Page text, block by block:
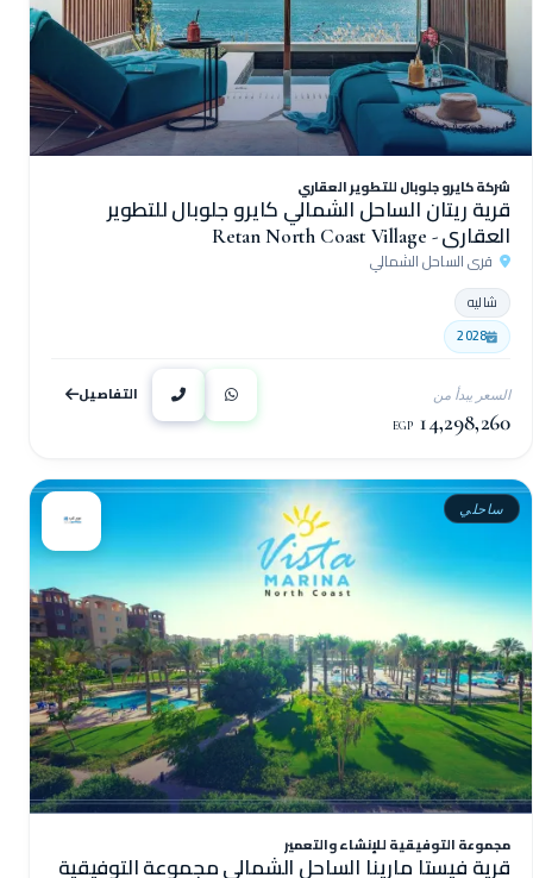
شركة كايرو جلوبال للتطوير العقاري
قرية ريتان الساحل الشمالي كايرو جلوبال للتطوير
العقاري - Retan North Coast Village
قرى الساحل الشمالي
شاليه
2028
السعر يبدأ من
14,298,260
EGP
التفاصيل
ساحلي
مجموعة التوفيقية للإنشاء والتعمير
قرية فيستا مارينا الساحل الشمالي مجموعة التوفيقية